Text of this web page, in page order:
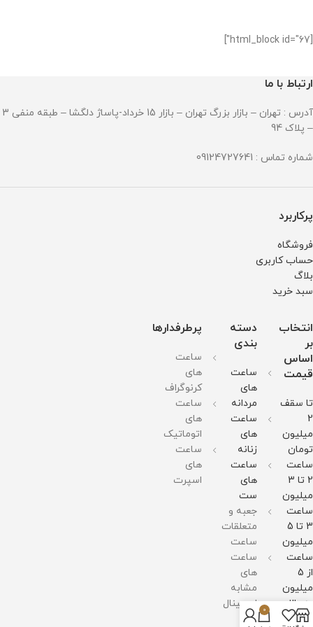
[html_block id="67"]
ارتباط با ما
آدرس : تهران – بازار بزرگ تهران – بازار 15 خرداد-پاساژ دلگشا – طبقه منفی 3
– پلاک 94
شماره تماس : 09124727641
پرکاربرد
فروشگاه
حساب کاربری
بلاگ
سبد خرید
انتخاب
بر
اساس
قیمت
تا سقف
2
میلیون
تومان
ساعت
2 تا 3
میلیون
ساعت
3 تا 5
میلیون
ساعت
از 5
میلیون
به بالا
دسته
بندی
ساعت
های
مردانه
ساعت
های
زنانه
ساعت
های
ست
جعبه و
متعلقات
ساعت
ساعت
های
مشابه
اورجینال
پرطرفدارها
ساعت
های
کرنوگراف
ساعت
های
اتوماتیک
ساعت
های
اسپرت
0